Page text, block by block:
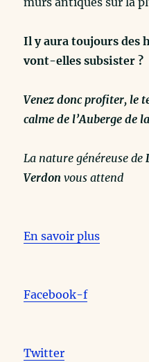
Il y aura toujours des
vont-elles subsister ?
Venez donc profiter, le
calme de l’Auberge de
La nature généreuse de
Verdon vous attend
En savoir plus
Facebook-f
Twitter